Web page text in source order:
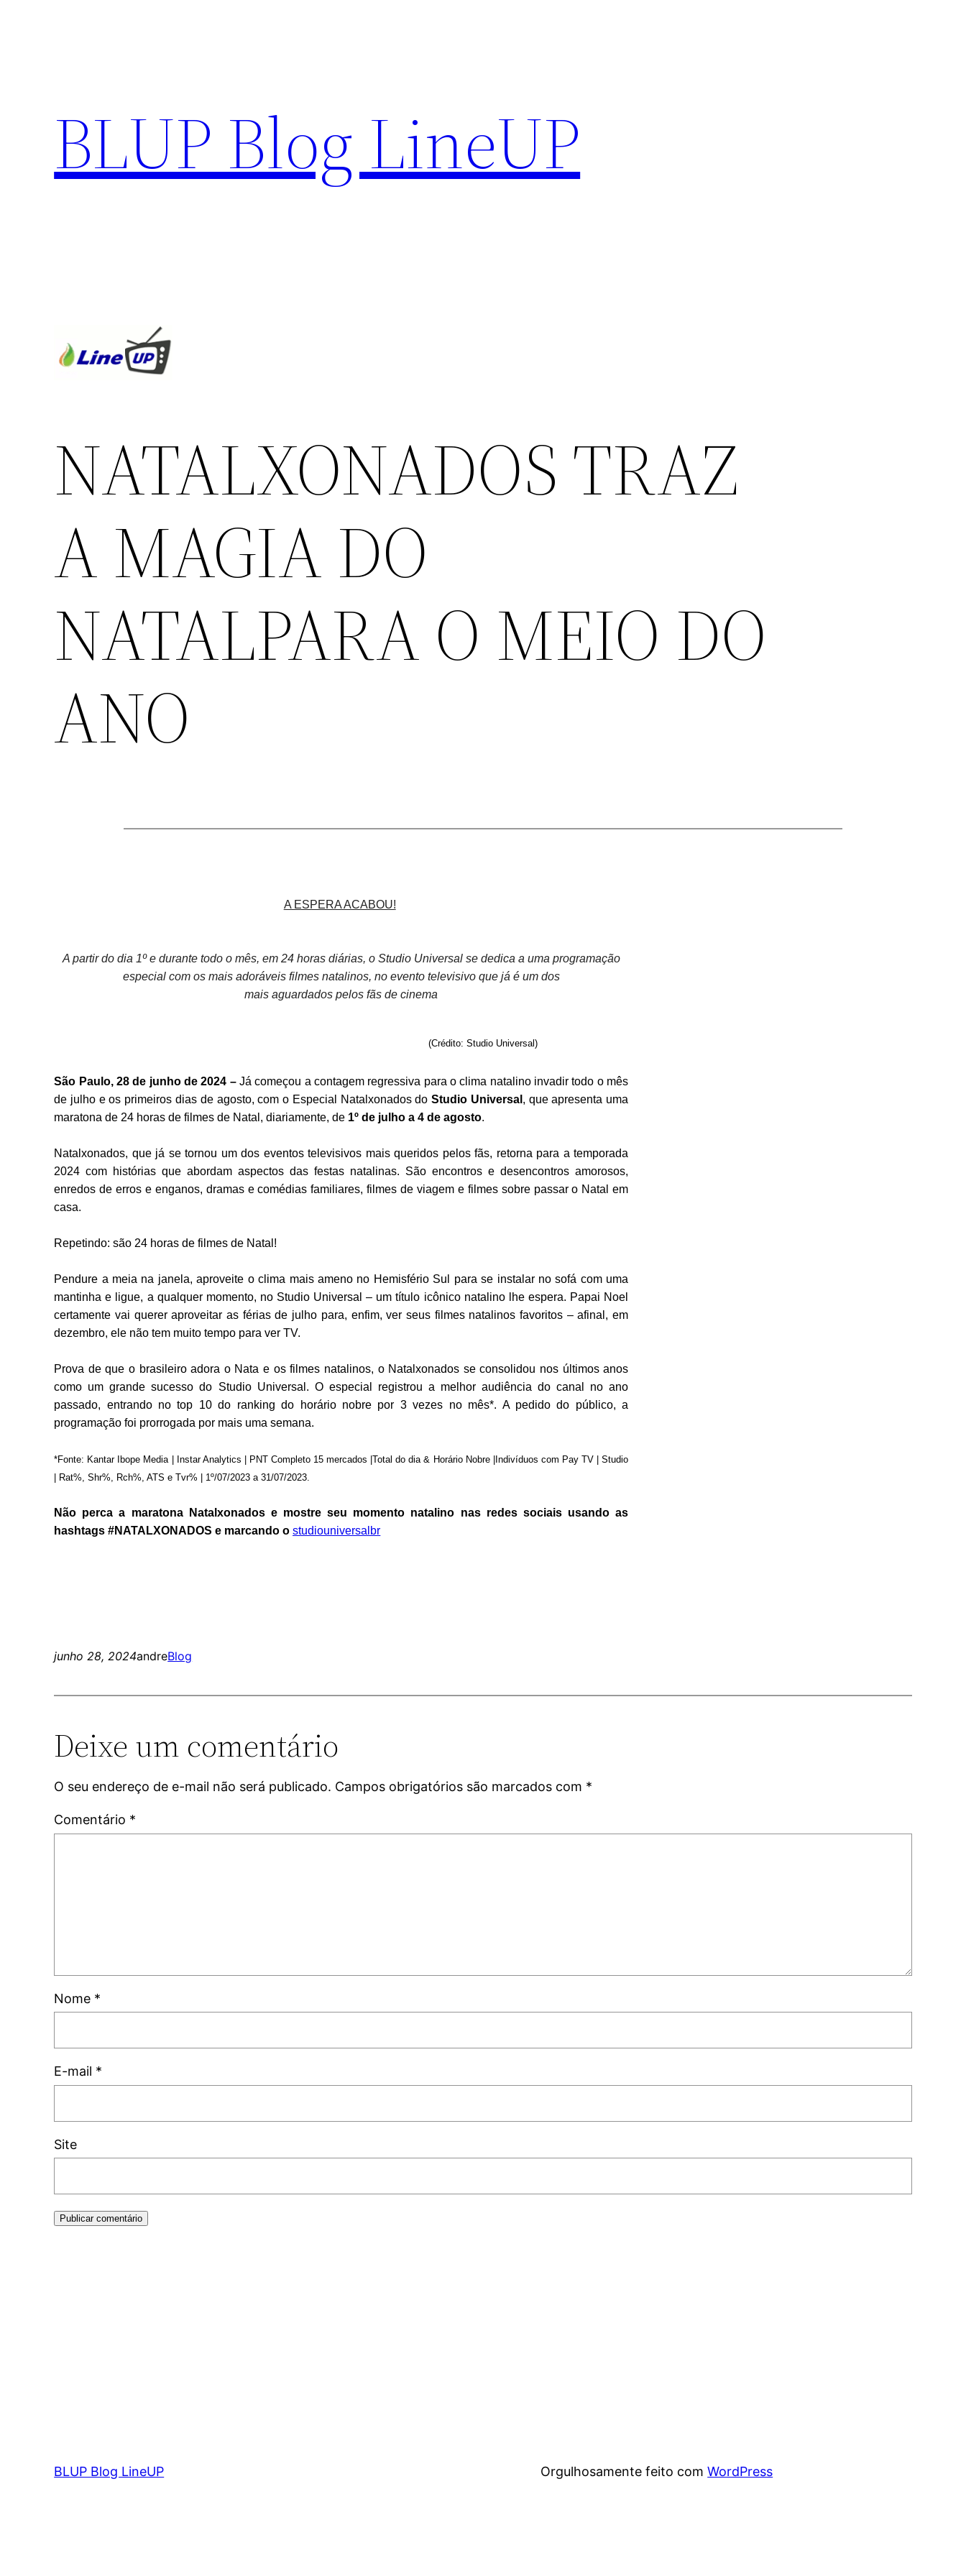
BLUP Blog LineUP
NATALXONADOS TRAZ
A MAGIA DO
NATALPARA O MEIO DO
ANO
A ESPERA ACABOU!
A partir do dia 1º e durante todo o mês, em 24 horas diárias, o Studio Universal se dedica a uma programação
especial com os mais adoráveis filmes natalinos, no evento televisivo que já é um dos
mais aguardados pelos fãs de cinema
(Crédito: Studio Universal)
São Paulo, 28 de junho de 2024 –Já começou a contagem regressiva para o clima natalino invadir todo o mês
de julho e os primeiros dias de agosto, com o Especial Natalxonados doStudio Universal , que apresenta uma
maratona de 24 horas de filmes de Natal, diariamente, de 1º de julho a 4 de agosto.
Natalxonados, que já se tornou um dos eventos televisivos mais queridos pelos fãs, retorna para a temporada
2024 com histórias que abordam aspectos das festas natalinas. São encontros e desencontros amorosos,
enredos de erros e enganos, dramas e comédias familiares, filmes de viagem e filmes sobre passar o Natal em
casa.
Repetindo: são 24 horas de filmes de Natal!
Pendure a meia na janela, aproveite o clima mais ameno no Hemisfério Sul para se instalar no sofá com uma
mantinha e ligue, a qualquer momento, no Studio Universal – um título icônico natalino lhe espera. Papai Noel
certamente vai querer aproveitar as férias de julho para, enfim, ver seus filmes natalinos favoritos – afinal, em
dezembro, ele não tem muito tempo para ver TV.
Prova de que o brasileiro adora o Nata e os filmes natalinos, o Natalxonados se consolidou nos últimos anos
como um grande sucesso do Studio Universal. O especial registrou a melhor audiência do canal no ano
passado, entrando no top 10 do ranking do horário nobre por 3 vezes no mês*. A pedido do público, a
programação foi prorrogada por mais uma semana.
*Fonte: Kantar Ibope Media | Instar Analytics | PNT Completo 15 mercados |Total do dia & Horário Nobre |Indivíduos com Pay TV | Studio
| Rat%, Shr%, Rch%, ATS e Tvr% | 1º/07/2023 a 31/07/2023.
Não perca a maratona Natalxonados e mostre seu momento natalino nas redes sociais usando as
hashtags #NATALXONADOS e marcando ostudiouniversalbr
junho 28, 2024andreBlog
Deixe um comentário
O seu endereço de e-mail não será publicado. Campos obrigatórios são marcados com *
Comentário *
Nome *
E-mail *
Site
BLUP Blog LineUP Orgulhosamente feito comWordPress